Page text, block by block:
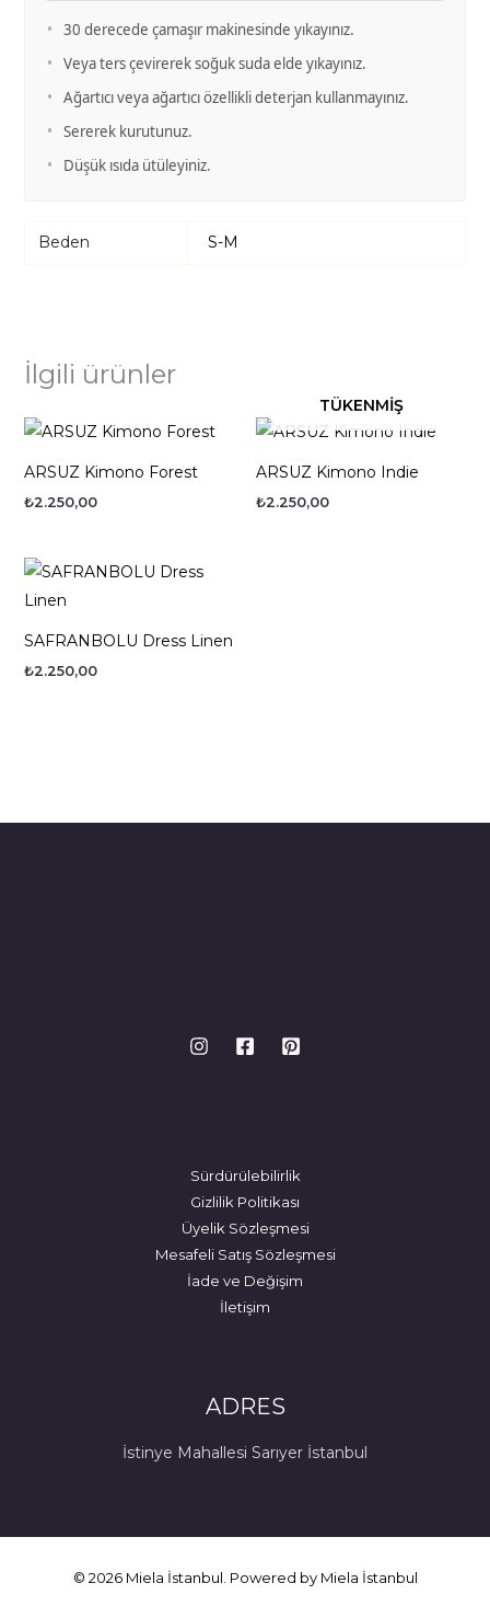
•
30 derecede çamaşır makinesinde yıkayınız.
•
Veya ters çevirerek soğuk suda elde yıkayınız.
•
Ağartıcı veya ağartıcı özellikli deterjan kullanmayınız.
•
Sererek kurutunuz.
•
Düşük ısıda ütüleyiniz.
Beden S-M
İlgili ürünler
ARSUZ Kimono Forest
₺2.250,00
TÜKENMIŞ
ARSUZ Kimono Indie
₺2.250,00
SAFRANBOLU Dress Linen
₺2.250,00
Sürdürülebilirlik
Gizlilik Politikası
Üyelik Sözleşmesi
Mesafeli Satış Sözleşmesi
İade ve Değişim
İletişim
ADRES
İstinye Mahallesi Sarıyer İstanbul
© 2026 Miela İstanbul. Powered by Miela İstanbul